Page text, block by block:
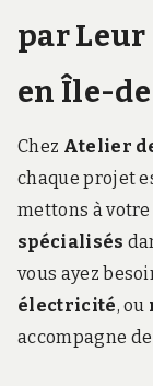
par Leur
en Île-
Chez Atelier
chaque projet
mettons à
spécialisés
vous ayez
électricité, ou
accompagne